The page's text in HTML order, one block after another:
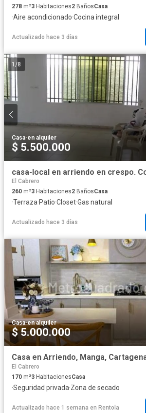
278 m²3 Habitaciones2 BañosCasa
·Aire acondicionado·Cocina integral
Actualizado hace 3 días
1 /8
Casa·en alquiler
$ 5.500.000
casa-local en arriendo en crespo.
El Cabrero
260 m²3 Habitaciones2 BañosCasa
·Terraza·Patio·Closet·Gas natural
Actualizado hace 3 días
Casa·en alquiler
$ 5.000.000
Casa en Arriendo, Manga,
El Cabrero
170 m²3 HabitacionesCasa
·Seguridad privada·Zona de secado
Actualizado hace 1 semana en Rentola